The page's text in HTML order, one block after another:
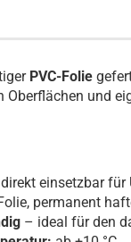
PVC-Folie
Oberflächen und
einsetzbar für
permanent
– ideal für den